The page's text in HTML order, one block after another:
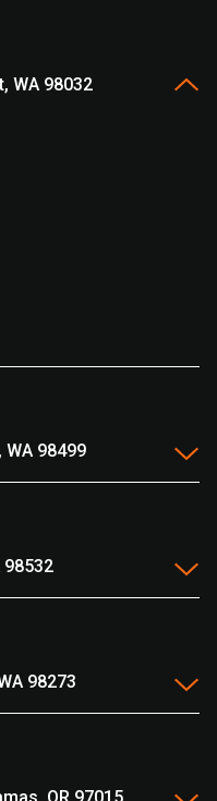
Avenue South Kent, WA 98032
WA 98499
WA 98532
WA 98273